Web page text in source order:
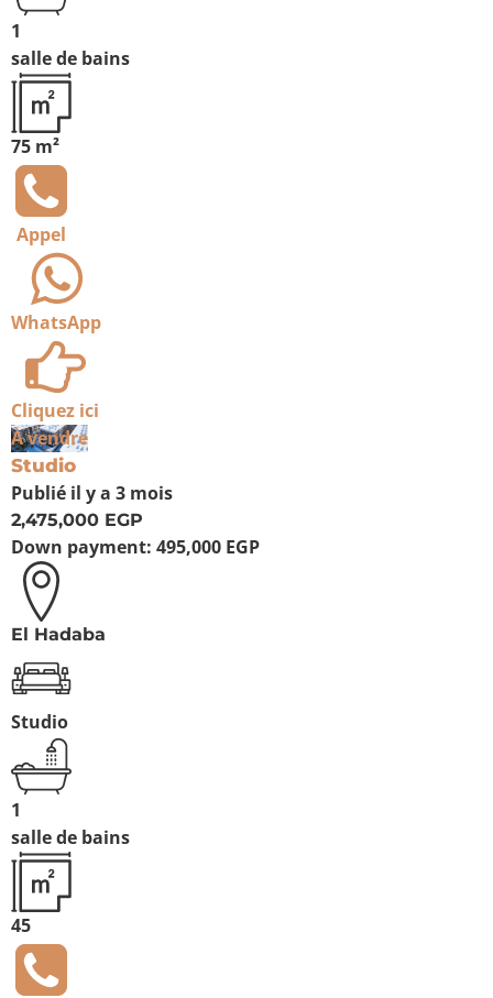
1
salle de bains
75 m²
Appel
WhatsApp
Cliquez ici
À vendre
Studio
Publié il y a 3 mois
2,475,000 EGP
Down payment: 495,000 EGP
El Hadaba
Studio
1
salle de bains
45